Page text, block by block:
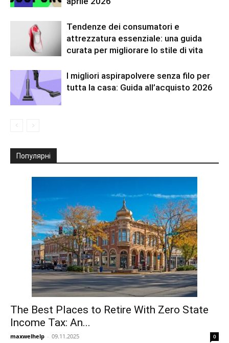
Tendenze dei consumatori e
attrezzatura essenziale: una guida
curata per migliorare lo stile di vita
I migliori aspirapolvere senza filo per
tutta la casa: Guida all’acquisto 2026
Популярні
The Best Places to Retire With Zero State
Income Tax: An...
maxwelhelp - 09.11.2025 0